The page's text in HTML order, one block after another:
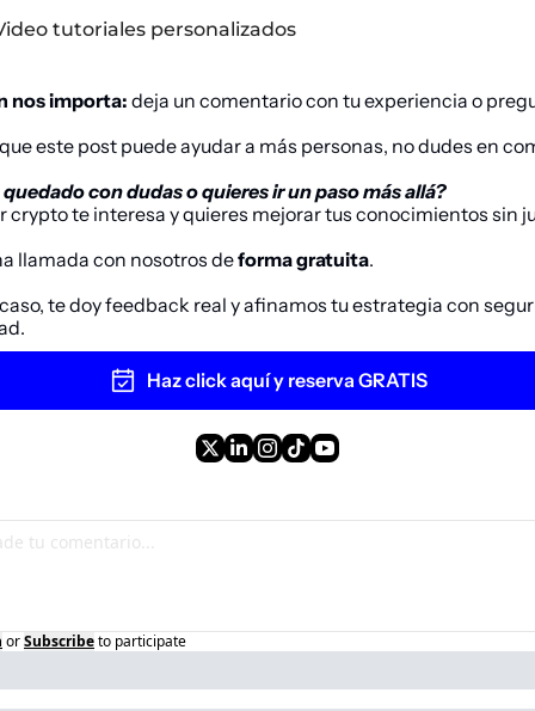
tutoriales personalizados
nos importa: deja un comentario con tu experiencia o
este post puede ayudar a más personas, no dudes en
quedado con dudas o quieres ir un paso más allá?
crypto te interesa y quieres mejorar tus conocimientos sin
llamada con nosotros de forma gratuita.
te doy feedback real y afinamos tu estrategia con
Haz click aquí y reserva GRATIS
orSubscribeto participate